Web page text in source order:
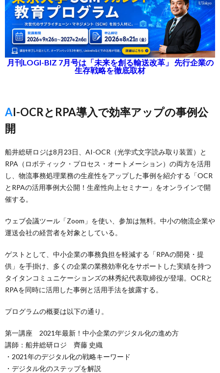
月刊LOGI-BIZ 7月号は「未来を創る輸送改革」 先行企業の
生存戦略を徹底取材
AI-OCRとRPA導入で効率アップの事例公
開
船井総研ロジは8月23日、AI-OCR（光学式文字読み取り装置）と
RPA（ロボティック・プロセス・オートメーション）の両方を活用
し、物流事務処理業務の生産性をアップした事例を紹介する「OCR
とRPAの活用事例大公開！生産性向上セミナー」をオンラインで開
催する。
ウェブ会議ツール「Zoom」を使い、参加は無料。中小の物流企業や
運送会社の経営者を対象としている。
ゲストとして、中小企業の事務負担を軽減する「RPAの開発・提
供」を手掛け、多くの企業の業務効率化をサポートした実績を持つ
タイタンコミュニケーションズの林秀紀代表取締役が登場。OCRと
RPAを同時に活用した事例と活用手法を披露する。
プログラムの概要は以下の通り。
第一講座 2021年最新！中小企業のデジタル化の進め方
講師：船井総研ロジ 齊藤 史織
・2021年のデジタル化の戦略キーワード
・デジタル化のステップを解説